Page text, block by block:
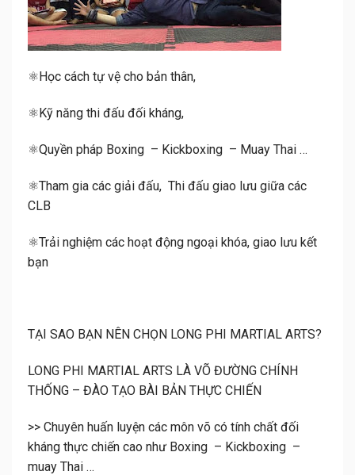
⚛️Học cách tự vệ cho bản thân,
⚛️Kỹ năng thi đấu đối kháng,
⚛️Quyền pháp Boxing – Kickboxing – Muay Thai …
⚛️Tham gia các giải đấu, Thi đấu giao lưu giữa các
CLB
⚛️Trải nghiệm các hoạt động ngoại khóa, giao lưu kết
bạn
TẠI SAO BẠN NÊN CHỌN LONG PHI MARTIAL ARTS?
LONG PHI MARTIAL ARTS LÀ VÕ ĐƯỜNG CHÍNH
THỐNG – ĐÀO TẠO BÀI BẢN THỰC CHIẾN
>> Chuyên huấn luyện các môn võ có tính chất đối
kháng thực chiến cao như Boxing – Kickboxing –
muay Thai …